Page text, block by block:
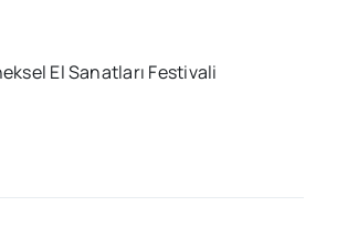
El Sanatları Festivali